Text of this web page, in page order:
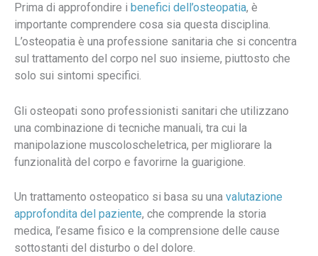
Prima di approfondire i benefici dell’osteopatia, è
importante comprendere cosa sia questa disciplina.
L’osteopatia è una professione sanitaria che si concentra
sul trattamento del corpo nel suo insieme, piuttosto che
solo sui sintomi specifici.
Gli osteopati sono professionisti sanitari che utilizzano
una combinazione di tecniche manuali, tra cui la
manipolazione muscoloscheletrica, per migliorare la
funzionalità del corpo e favorirne la guarigione.
Un trattamento osteopatico si basa su una valutazione
approfondita del paziente, che comprende la storia
medica, l’esame fisico e la comprensione delle cause
sottostanti del disturbo o del dolore.